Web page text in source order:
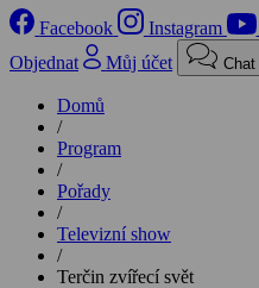
Facebook Instagram
Objednat
Můj účet Chat
Domů
/
Program
/
Pořady
/
Televizní show
/
Terčin zvířecí svět